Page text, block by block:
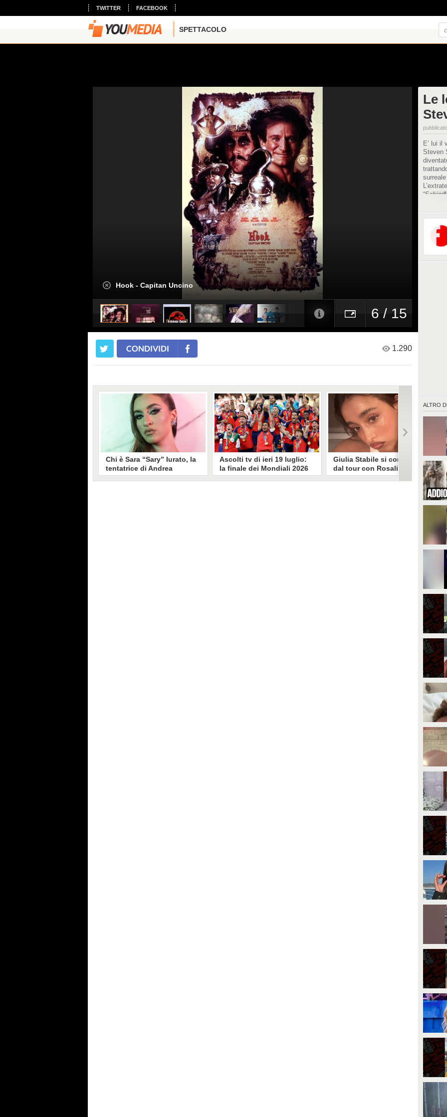
TWITTER FACEBOOK
SPETTACOLO
Hook - Capitan Uncino
6 / 15
Le
E’ lui il
Steven
ALTRO DI
CONDIVIDI 1.290
Chi è Sara “Sary” Iurato, la
tentatrice di Andrea
Petraroli a Temptation
Ascolti tv di ieri 19 luglio:
la finale dei Mondiali 2026
Spagna-Argentina
Giulia Stabile si confessa
dal tour con Rosalia: "Non
sono stata bene, costretta
ballo di Rosalia, Giulia Stabile si è
altri. A volte è già dentro di noi".